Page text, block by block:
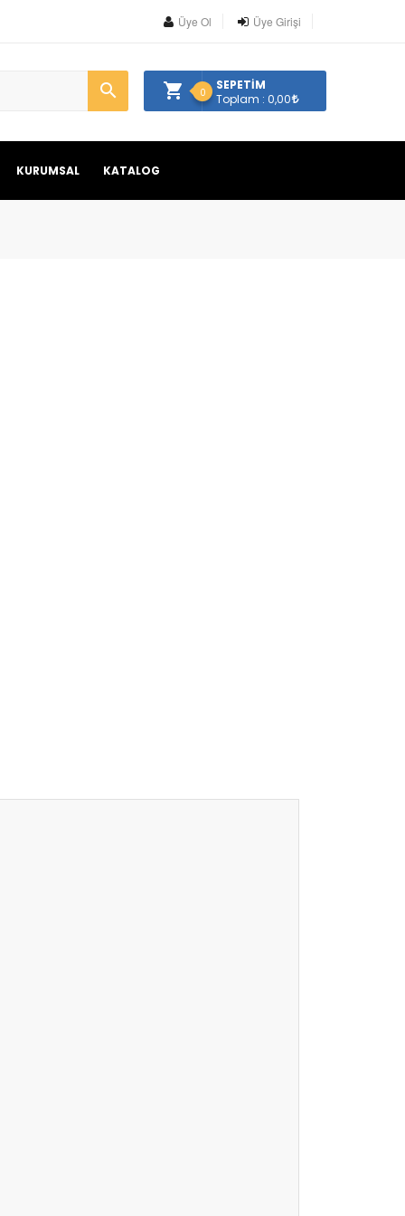
Üye Ol Üye Girişi
SEPETİM
0 Toplam : 0,00
KURUMSAL KATALOG